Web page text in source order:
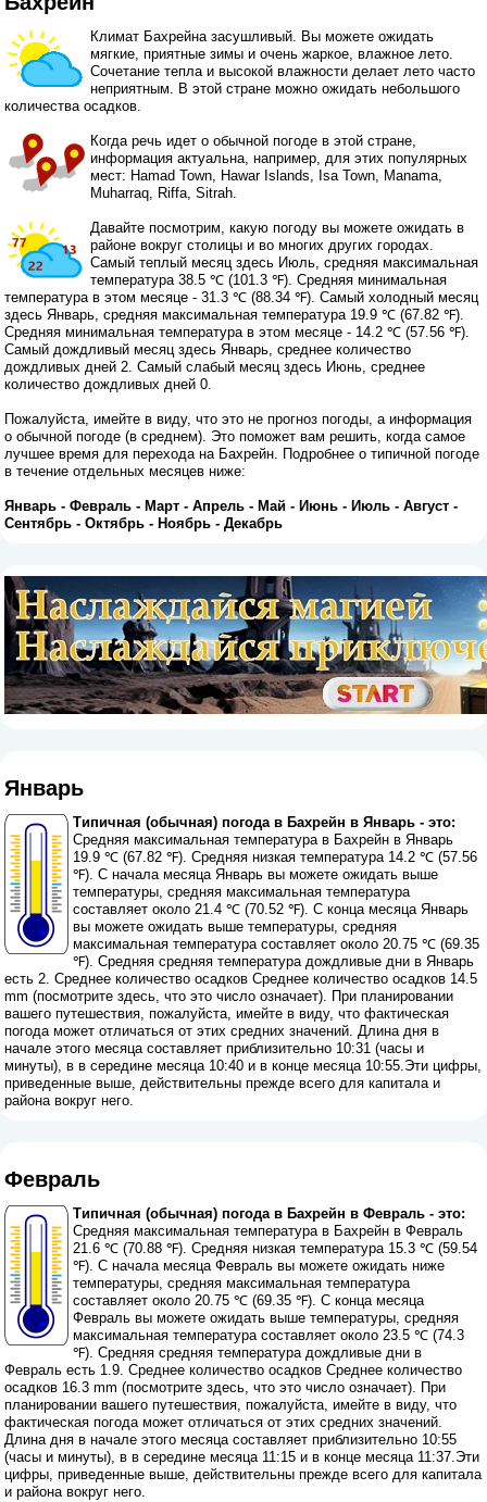
Климат Бахрейна засушливый. Вы можете ожидать
мягкие, приятные зимы и очень жаркое, влажное лето.
Сочетание тепла и высокой влажности делает лето часто
неприятным. В этой стране можно ожидать небольшого
количества осадков.
Когда речь идет о обычной погоде в этой стране,
информация актуальна, например, для этих популярных
мест: Hamad Town, Hawar Islands, Isa Town, Manama,
Muharraq, Riffa, Sitrah.
Давайте посмотрим, какую погоду вы можете ожидать в
районе вокруг столицы и во многих других городах.
Самый теплый месяц здесь Июль, средняя максимальная
температура 38.5 ℃ (101.3 ℉). Средняя минимальная
температура в этом месяце - 31.3 ℃ (88.34 ℉). Самый холодный месяц
здесь Январь, средняя максимальная температура 19.9 ℃ (67.82 ℉).
Средняя минимальная температура в этом месяце - 14.2 ℃ (57.56 ℉).
Самый дождливый месяц здесь Январь, среднее количество
дождливых дней 2. Самый слабый месяц здесь Июнь, среднее
количество дождливых дней 0.
Пожалуйста, имейте в виду, что это не прогноз погоды, а информация
о обычной погоде (в среднем). Это поможет вам решить, когда самое
лучшее время для перехода на Бахрейн. Подробнее о типичной погоде
в течение отдельных месяцев ниже:
Январь -Февраль -Март -Апрель -Май -Июнь -Июль -Август -
Сентябрь -Октябрь -Ноябрь -Декабрь
Январь
Типичная (обычная) погода в Бахрейн в Январь - это:
Средняя максимальная температура в Бахрейн в Январь
19.9 ℃ (67.82 ℉). Средняя низкая температура 14.2 ℃ (57.56
℉). С начала месяца Январь вы можете ожидать выше
температуры, средняя максимальная температура
составляет около 21.4 ℃ (70.52 ℉). С конца месяца Январь
вы можете ожидать выше температуры, средняя
максимальная температура составляет около 20.75 ℃ (69.35
℉). Средняя средняя температура дождливые дни в Январь
есть 2. Среднее количество осадков Среднее количество осадков 14.5
mm (посмотрите здесь, что это число означает). При планировании
вашего путешествия, пожалуйста, имейте в виду, что фактическая
погода может отличаться от этих средних значений. Длина дня в
начале этого месяца составляет приблизительно 10:31 (часы и
минуты), в в середине месяца 10:40 и в конце месяца 10:55.Эти цифры,
приведенные выше, действительны прежде всего для капитала и
района вокруг него.
Февраль
Типичная (обычная) погода в Бахрейн в Февраль - это:
Средняя максимальная температура в Бахрейн в Февраль
21.6 ℃ (70.88 ℉). Средняя низкая температура 15.3 ℃ (59.54
℉). С начала месяца Февраль вы можете ожидать ниже
температуры, средняя максимальная температура
составляет около 20.75 ℃ (69.35 ℉). С конца месяца
Февраль вы можете ожидать выше температуры, средняя
максимальная температура составляет около 23.5 ℃ (74.3
℉). Средняя средняя температура дождливые дни в
Февраль есть 1.9. Среднее количество осадков Среднее количество
осадков 16.3 mm (посмотрите здесь, что это число означает). При
планировании вашего путешествия, пожалуйста, имейте в виду, что
фактическая погода может отличаться от этих средних значений.
Длина дня в начале этого месяца составляет приблизительно 10:55
(часы и минуты), в в середине месяца 11:15 и в конце месяца 11:37.Эти
цифры, приведенные выше, действительны прежде всего для капитала
и района вокруг него.